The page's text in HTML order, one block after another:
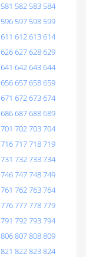
581 582 583 584
596 597 598 599
611 612613614
626627628629
641 642643644
656657658659
671 672673674
686687688689
701 702703704
716717718719
731 732733734
746747748749
761 762763764
776777778779
791 792793794
806807808809
821 822823824